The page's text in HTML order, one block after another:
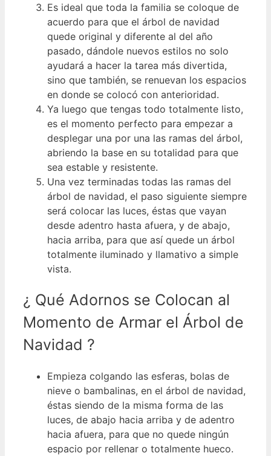
Es ideal que toda la familia se coloque de
acuerdo para que el árbol de navidad
quede original y diferente al del año
pasado, dándole nuevos estilos no solo
ayudará a hacer la tarea más divertida,
sino que también, se renuevan los espacios
en donde se colocó con anterioridad.
Ya luego que tengas todo totalmente listo,
es el momento perfecto para empezar a
desplegar una por una las ramas del árbol,
abriendo la base en su totalidad para que
sea estable y resistente.
Una vez terminadas todas las ramas del
árbol de navidad, el paso siguiente siempre
será colocar las luces, éstas que vayan
desde adentro hasta afuera, y de abajo,
hacia arriba, para que así quede un árbol
totalmente iluminado y llamativo a simple
vista.
¿ Qué Adornos se Colocan al
Momento de Armar el Árbol de
Navidad ?
Empieza colgando las esferas, bolas de
nieve o bambalinas, en el árbol de navidad,
éstas siendo de la misma forma de las
luces, de abajo hacia arriba y de adentro
hacia afuera, para que no quede ningún
espacio por rellenar o totalmente hueco.